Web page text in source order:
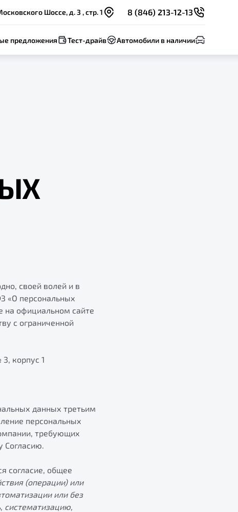
Шоссе, д. 3 , стр. 1 8 (846) 213-12-13
предложения Тест-драйв Автомобили в наличии
своей волей и в
«О персональных
на официальном сайте
с ограниченной
корпус 1
данных третьим
персональных
требующих
Согласию.
согласие, общее
(операции) или
или без
систематизацию,